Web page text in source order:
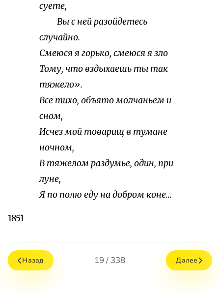
суете,
Вы с ней разойдетесь
случайно.
Смеюся я горько, смеюся я зло
Тому, что вздыхаешь ты так
тяжело».
Все тихо, объято молчаньем и
сном,
Исчез мой товарищ в тумане
ночном,
В тяжелом раздумье, один, при
луне,
Я по полю еду на добром коне…
1851
Назад 19 / 338 Далее